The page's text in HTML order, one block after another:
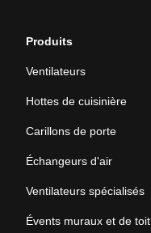
Produits
Ventilateurs
Hottes de cuisinière
Carillons de porte
Échangeurs d'air
Ventilateurs spécialisés
Évents muraux et de toit